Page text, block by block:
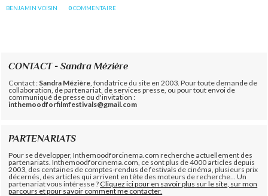
BENJAMIN VOISIN
0COMMENTAIRE
CONTACT - Sandra Mézière
Contact : Sandra Mézière , fondatrice du site en 2003. Pour toute demande de
collaboration, de partenariat, de services presse, ou pour tout envoi de
communiqué de presse ou d'invitation :
inthemoodforfilmfestivals@gmail.com
PARTENARIATS
Pour se développer, Inthemoodforcinema.com recherche actuellement des
partenariats. Inthemoodforcinema.com, ce sont plus de 4000 articles depuis
2003, des centaines de comptes-rendus de festivals de cinéma, plusieurs prix
décernés, des articles qui arrivent en tête des moteurs de recherche... Un
partenariat vous intéresse ?Cliquez ici pour en savoir plus sur le site, sur mon
parcours et pour savoir comment me contacter.